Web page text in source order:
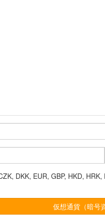
DKK, EUR, GBP, HKD,